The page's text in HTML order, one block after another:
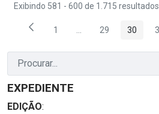
Exibindo 581 - 600 de 1.715 resultados.
Página
1 PáginasPágina
29 Página
30
EXPEDIENTE
EDIÇÃO: